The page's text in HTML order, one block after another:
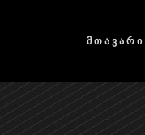
ᲛᲗᲐᲕᲐᲠᲘ